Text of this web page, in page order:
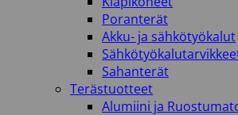
Poranterät
Akku- ja sähkötyökalut
Sahanterät
Terästuotteet
Alumiini ja